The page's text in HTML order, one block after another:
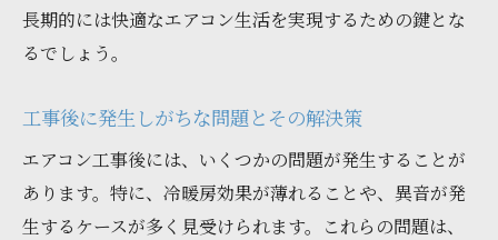
長期的には快適なエアコン生活を実現するための鍵とな
るでしょう。
工事後に発生しがちな問題とその解決策
エアコン工事後には、いくつかの問題が発生することが
あります。特に、冷暖房効果が薄れることや、異音が発
生するケースが多く見受けられます。これらの問題は、